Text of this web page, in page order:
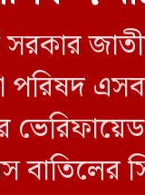
সরকার
পরিষদ এসব
বাতিলের